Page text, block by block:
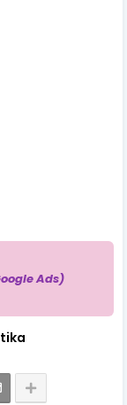
Ads)